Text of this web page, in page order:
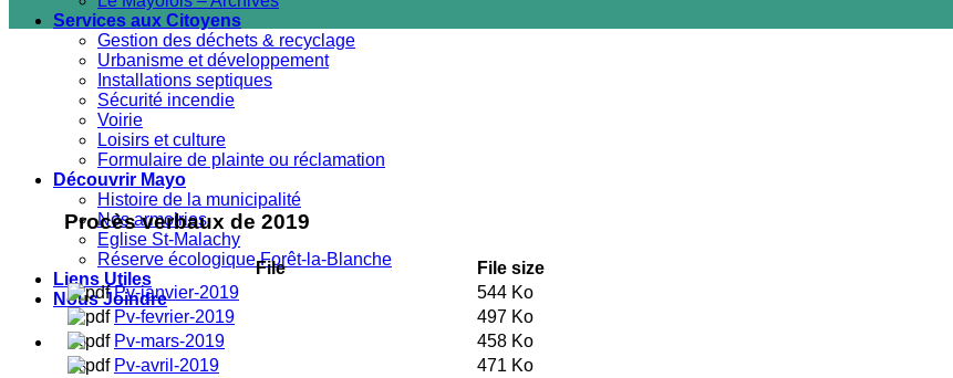
Services aux Citoyens
Gestion des déchets & recyclage
Urbanisme et développement
Installations septiques
Sécurité incendie
Voirie
Loisirs et culture
Formulaire de plainte ou réclamation
Découvrir Mayo
Histoire de la municipalité
Nos armoiries
Eglise St-Malachy
Réserve écologique Forêt-la-Blanche
Liens Utiles
Nous Joindre
Procès verbaux de 2019
File
File size
Pv-janvier-2019
544 Ko
Pv-fevrier-2019
497 Ko
Pv-mars-2019
458 Ko
Pv-avril-2019
471 Ko